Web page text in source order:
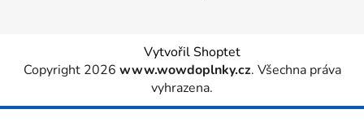
Vytvořil Shoptet
Copyright 2026 www.wowdoplnky.cz. Všechna práva
vyhrazena.